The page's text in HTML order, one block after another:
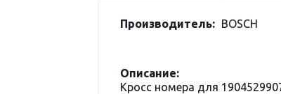
Производитель: BOSCH
Описание:
Кросс номера для